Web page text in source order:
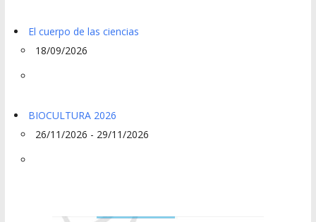
El cuerpo de las ciencias
18/09/2026
BIOCULTURA 2026
26/11/2026 - 29/11/2026